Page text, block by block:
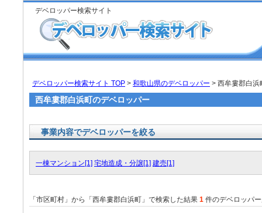
デベロッパー検索サイト
デベロッパー検索サイト TOP > 和歌山県のデベロッパー > 西牟婁郡白
西牟婁郡白浜町のデベロッパー
事業内容でデベロッパーを絞る
一棟マンション[1] 宅地造成・分譲[1] 建売[1]
「市区町村」から「西牟婁郡白浜町」で検索した結果 1 件のデベロッパ